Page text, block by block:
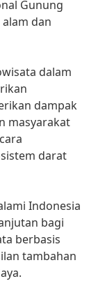
Gunung
dan
dalam
dampak
masyarakat
darat
Indonesia
bagi
berbasis
tambahan